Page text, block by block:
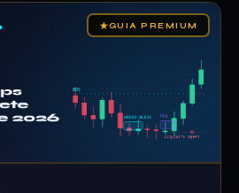
★GUIA PREMIUM